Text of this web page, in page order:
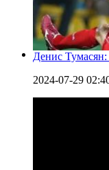
Денис
2024-07-29